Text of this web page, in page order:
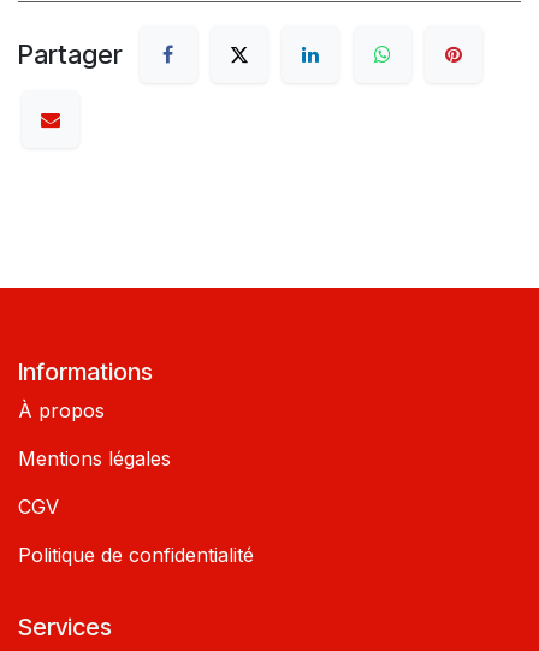
Partager
Informations
À propos
Mentions légales
CGV
Politique de confidentialité
Services